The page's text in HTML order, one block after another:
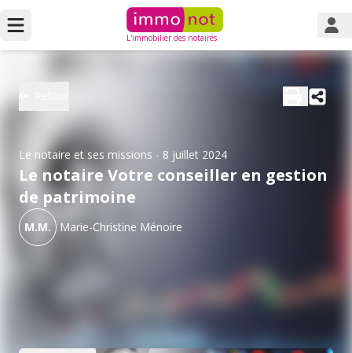
L'immobilier des notaires
Le notaire et ses missions - 8 juillet 2024
Le notaire Votre conseiller en gestion
de patrimoine
M.M. Marie-Christine Ménoire